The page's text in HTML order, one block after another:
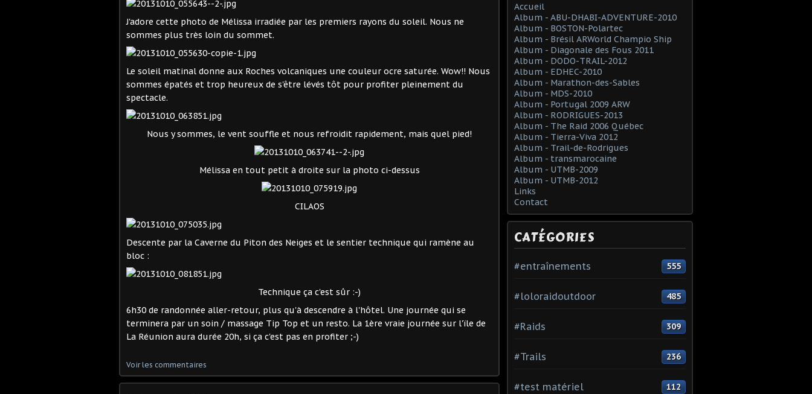
J'adore cette photo de Mélissa irradiée par les premiers rayons du soleil. Nous ne
sommes plus très loin du sommet.
Le soleil matinal donne aux Roches volcaniques une couleur ocre saturée. Wow!! Nous
sommes épatés et trop heureux de s'être lévés tôt pour profiter pleinement du
spectacle.
Nous y sommes, le vent souffle et nous refroidit rapidement, mais quel pied!
Mélissa en tout petit à droite sur la photo ci-dessus
CILAOS
Descente par la Caverne du Piton des Neiges et le sentier technique qui ramène au
bloc :
Technique ça c'est sûr :-)
6h30 de randonnée aller-retour, plus qu'à descendre à l'hôtel. Une journée qui se
terminera par un soin / massage Tip Top et un resto. La 1ère vraie journée sur l'ïle de
La Réunion aura durée 20h, si ça c'est pas en profiter ;-)
Voir les commentaires
Accueil
Album - ABU-DHABI-ADVENTURE-2010
Album - BOSTON-Polartec
Album - Brésil ARWorld Champio Ship
Album - Diagonale des Fous 2011
Album - DODO-TRAIL-2012
Album - EDHEC-2010
Album - Marathon-des-Sables
Album - MDS-2010
Album - Portugal 2009 ARW
Album - RODRIGUES-2013
Album - The Raid 2006 Québec
Album - Tierra-Viva 2012
Album - Trail-de-Rodrigues
Album - transmarocaine
Album - UTMB-2009
Album - UTMB-2012
Links
Contact
CATÉGORIES
#entraînements 555
#loloraidoutdoor 485
#Raids 309
#Trails 236
#test matériel 112